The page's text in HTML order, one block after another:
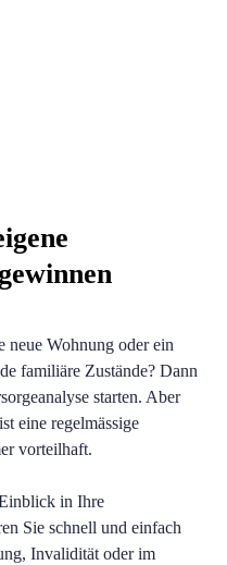
neue Wohnung oder ein
familiäre Zustände? Dann
starten. Aber
eine regelmässige
vorteilhaft.
in Ihre
Sie schnell und einfach
Invalidität oder im